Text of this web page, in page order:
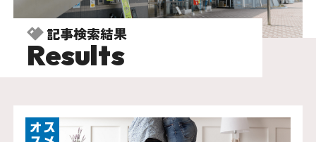
記事検索結果
Results